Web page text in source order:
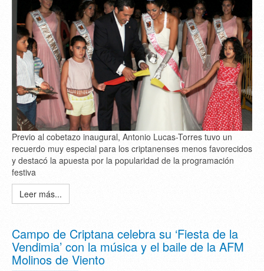
Previo al cobetazo inaugural, Antonio Lucas-Torres tuvo un
recuerdo muy especial para los criptanenses menos favorecidos
y destacó la apuesta por la popularidad de la programación
festiva
Leer más...
Campo de Criptana celebra su ‘Fiesta de la
Vendimia’ con la música y el baile de la AFM
Molinos de Viento